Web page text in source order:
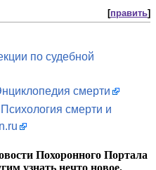
[править]
по судебной
смерти
смерти и
Похоронного Портала
узнать нечто новое.